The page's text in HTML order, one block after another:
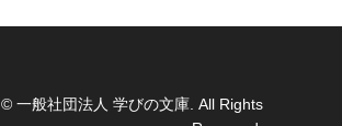
© 一般社団法人 学びの文庫. All Rights